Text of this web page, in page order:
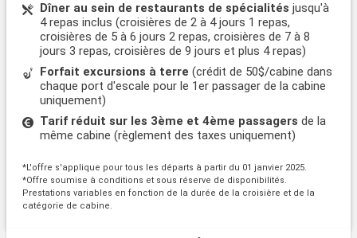
Dîner au sein de restaurants de spécialités jusqu'à
4 repas inclus (croisières de 2 à 4 jours 1 repas,
croisières de 5 à 6 jours 2 repas, croisières de 7 à 8
jours 3 repas, croisières de 9 jours et plus 4 repas)
Forfait excursions à terre (crédit de 50$/cabine dans
chaque port d'escale pour le 1er passager de la cabine
uniquement)
Tarif réduit sur les 3ème et 4ème passagers de la
même cabine (règlement des taxes uniquement)
*L'offre s'applique pour tous les départs à partir du 01 janvier 2025.
*Offre soumise à conditions et sous réserve de disponibilités.
Prestations variables en fonction de la durée de la croisière et de la
catégorie de cabine.